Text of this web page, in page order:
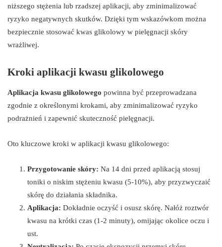
niższego stężenia lub rzadszej aplikacji, aby zminimalizować
ryzyko negatywnych skutków. Dzięki tym wskazówkom można
bezpiecznie stosować kwas glikolowy w pielęgnacji skóry
wrażliwej.
Kroki aplikacji kwasu glikolowego
Aplikacja kwasu glikolowego powinna być przeprowadzana
zgodnie z określonymi krokami, aby zminimalizować ryzyko
podrażnień i zapewnić skuteczność pielęgnacji.
Oto kluczowe kroki w aplikacji kwasu glikolowego:
Przygotowanie skóry: Na 14 dni przed aplikacją stosuj
toniki o niskim stężeniu kwasu (5-10%), aby przyzwyczaić
skórę do działania składnika.
Aplikacja: Dokładnie oczyść i osusz skórę. Nałóż roztwór
kwasu na krótki czas (1-2 minuty), omijając okolice oczu i
ust.